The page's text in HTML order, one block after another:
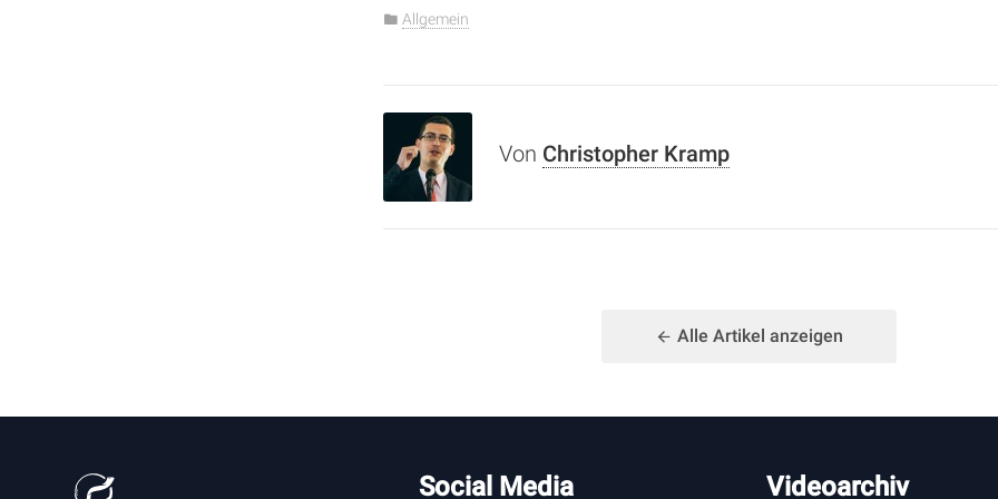
Allgemein
Von Christopher Kramp
Alle Artikel anzeigen
Social Media Videoarchiv